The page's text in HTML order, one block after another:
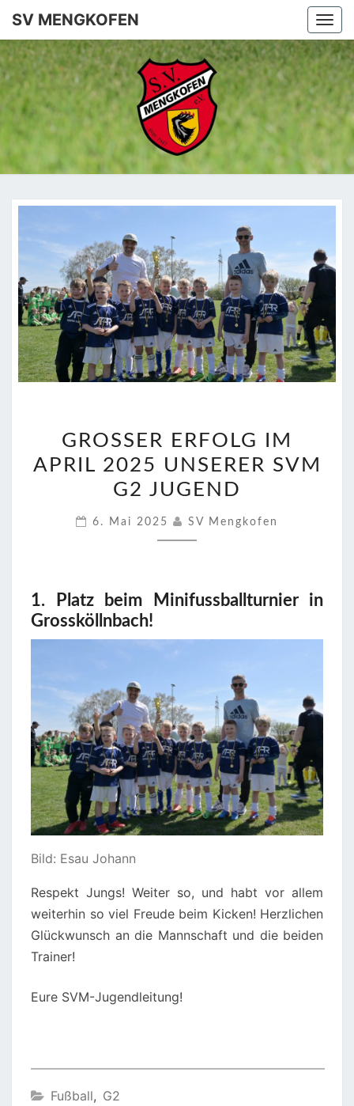
SV MENGKOFEN
SV
RFOLG I
M A
PRIL 2
NSERER S
UGEND
GROSSER ERFOLG IM A
PRIL 2025 UNSERER SVM G
2 JUGEND
6. Mai 2025 SV Mengkofen
1. Platz beim Minifussballturnier in
Grossköllnbach!
Bild: Esau Johann
Respekt Jungs! Weiter so, und habt vor allem
weiterhin so viel Freude beim Kicken! Herzlichen
Glückwunsch an die Mannschaft und die beiden
Trainer!
Eure SVM-Jugendleitung!
Fußball, G2